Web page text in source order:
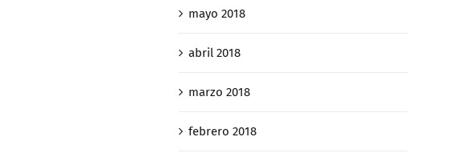
mayo 2018
abril 2018
marzo 2018
febrero 2018